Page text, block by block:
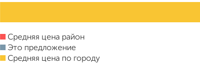
Средняя цена район
Это предложение
Средняя цена по городу